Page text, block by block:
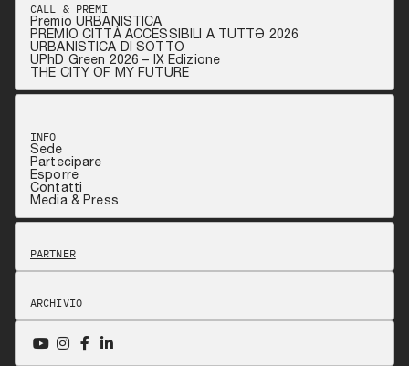
CALL & PREMI
Premio URBANISTICA
PREMIO CITTÀ ACCESSIBILI A TUTTƏ 2026
URBANISTICA DI SOTTO
UPhD Green 2026 – IX Edizione
THE CITY OF MY FUTURE
INFO
Sede
Partecipare
Esporre
Contatti
Media & Press
PARTNER
ARCHIVIO